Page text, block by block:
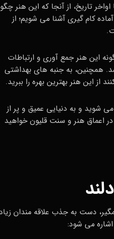
تاریخ، از آنجا که این هنر
کام گیری آشنا می‌ شویم؛ از
این هنر جمع‌ آوری و ارتباطات
همچنین، به جنبه‌ های بهداشتی
این هنر بهترین بهره را ببرید.
شوید و به دنیایی عمیق و پر از
اعماق هنر و سنت قلیون خواهید
دست به جذب علاقه‌ مندان
می‌ شود: